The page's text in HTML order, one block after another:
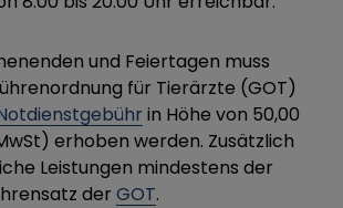
und Feiertagen muss
für Tierärzte (GOT)
in Höhe von 50,00
erhoben werden. Zusätzlich
Leistungen mindestens der
der GOT.